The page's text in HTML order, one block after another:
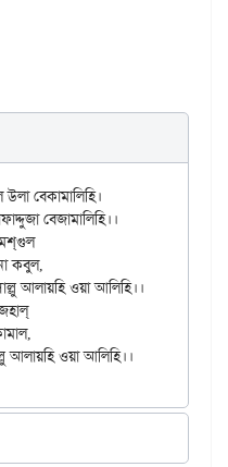
বেকামালিহি।
বেজামালিহি।।
আলায়হি ওয়া আলিহি।।